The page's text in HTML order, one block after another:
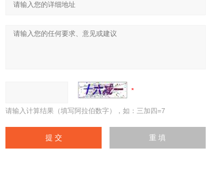
请输入计算结果（填写阿拉伯数字），如：三加四=7